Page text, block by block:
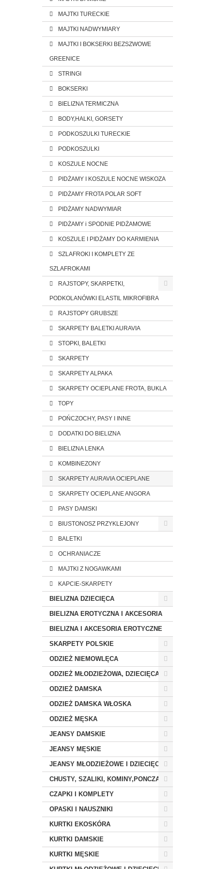
MAJTKI TURECKIE
MAJTKI NADWYMIARY
MAJTKI I BOKSERKI BEZSZWOWE
GREENICE
STRINGI
BOKSERKI
BIELIZNA TERMICZNA
BODY,HALKI, GORSETY
PODKOSZULKI TURECKIE
PODKOSZULKI
KOSZULE NOCNE
PIDŻAMY I KOSZULE NOCNE WISKOZA
PIDŻAMY FROTA POLAR SOFT
PIDŻAMY NADWYMIAR
PIDŻAMY i SPODNIE PIDŻAMOWE
KOSZULE I PIDŻAMY DO KARMIENIA
SZLAFROKI I KOMPLETY ZE
SZLAFROKAMI
RAJSTOPY, SKARPETKI,
PODKOLANÓWKI ELASTIL MIKROFIBRA
RAJSTOPY GRUBSZE
SKARPETY BALETKI AURAVIA
STOPKI, BALETKI
SKARPETY
SKARPETY ALPAKA
SKARPETY OCIEPLANE FROTA, BUKLA
TOPY
POŃCZOCHY, PASY I INNE
DODATKI DO BIELIZNA
BIELIZNA LENKA
KOMBINEZONY
SKARPETY AURAVIA OCIEPLANE
SKARPETY OCIEPLANE ANGORA
PASY DAMSKI
BIUSTONOSZ PRZYKLEJONY
BALETKI
OCHRANIACZE
MAJTKI Z NOGAWKAMI
KAPCIE-SKARPETY
BIELIZNA DZIECIĘCA
BIELIZNA EROTYCZNA I AKCESORIA
BIELIZNA I AKCESORIA EROTYCZNE
SKARPETY POLSKIE
ODZIEŻ NIEMOWLĘCA
ODZIEŻ MŁODZIEŻOWA, DZIECIĘCA
ODZIEŻ DAMSKA
ODZIEŻ DAMSKA WŁOSKA
ODZIEŻ MĘSKA
JEANSY DAMSKIE
JEANSY MĘSKIE
JEANSY MŁODZIEŻOWE I DZIECIĘCE
CHUSTY, SZALIKI, KOMINY,PONCZA
CZAPKI I KOMPLETY
OPASKI I NAUSZNIKI
KURTKI EKOSKÓRA
KURTKI DAMSKIE
KURTKI MĘSKIE